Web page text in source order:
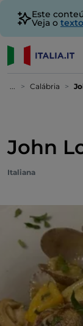
Este
Veja o
... Calábria
John
Italiana